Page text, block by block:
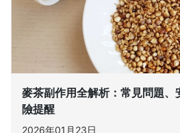
麥茶副作用全解析：常見問題、
險提醒
2026年01月23日